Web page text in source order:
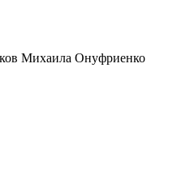
Михаила Онуфриенко